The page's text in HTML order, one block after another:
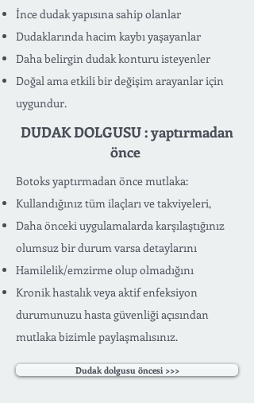
İnce dudak yapısına sahip olanlar
Dudaklarında hacim kaybı yaşayanlar
Daha belirgin dudak konturu isteyenler
Doğal ama etkili bir değişim arayanlar için
uygundur.
DUDAK DOLGUSU : yaptırmadan
önce
Botoks yaptırmadan önce mutlaka:
Kullandığınız tüm ilaçları ve takviyeleri,
Daha önceki uygulamalarda karşılaştığınız
olumsuz bir durum varsa detaylarını
Hamilelik/emzirme olup olmadığını
Kronik hastalık veya aktif enfeksiyon
durumunuzu hasta güvenliği açısından
mutlaka bizimle paylaşmalısınız.
Dudak dolgusu öncesi >>>